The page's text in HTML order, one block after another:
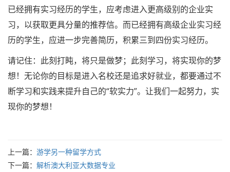
已经拥有实习经历的学生，应考虑进入更高级别的企业实
习，以获取更具分量的推荐信。而已经拥有高级企业实习经
历的学生，应进一步完善简历，积累三到四份实习经历。
请记住：此刻打盹，将只是做梦；此刻学习，将实现你的梦
想！无论你的目标是进入名校还是追求好就业，都要通过不
断学习和实践来提升自己的“软实力”。让我们一起努力，实
现你的梦想！
上一篇： 游学另一种留学方式
下一篇： 解析澳大利亚大数据专业